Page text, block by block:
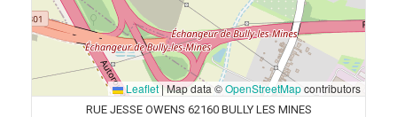
Leaflet|Map data ©OpenStreetMapcontributors
RUE JESSE OWENS 62160 BULLY LES MINES